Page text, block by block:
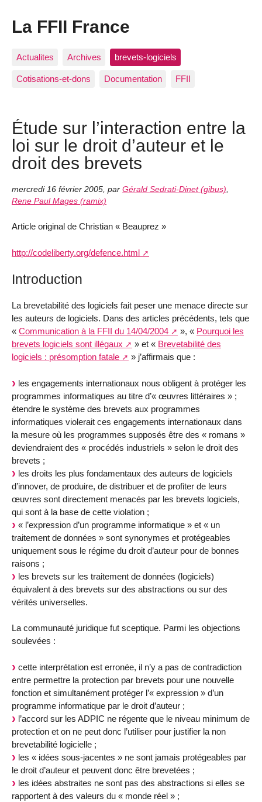
La FFII France
Actualites Archives brevets-logiciels
Cotisations-et-dons Documentation FFII
Étude sur l’interaction entre la
loi sur le droit d’auteur et le
droit des brevets
mercredi 16 février 2005 par Gérald Sedrati-Dinet (gibus)
Rene Paul Mages (ramix)
Article original de Christian « Beauprez »
http://codeliberty.org/defence.html
Introduction
La brevetabilité des logiciels fait peser une menace directe sur
les auteurs de logiciels. Dans des articles précédents, tels que
« Communication à la FFII du 14/04/2004 », « Pourquoi les
brevets logiciels sont illégaux
» et « Brevetabilité des
logiciels : présomption fatale
» j’affirmais que :
les engagements internationaux nous obligent à protéger les
programmes informatiques au titre d’« œuvres littéraires » ;
étendre le système des brevets aux programmes
informatiques violerait ces engagements internationaux dans
la mesure où les programmes supposés être des « romans »
deviendraient des « procédés industriels » selon le droit des
brevets ;
les droits les plus fondamentaux des auteurs de logiciels
d’innover, de produire, de distribuer et de profiter de leurs
œuvres sont directement menacés par les brevets logiciels,
qui sont à la base de cette violation ;
« l’expression d’un programme informatique » et « un
traitement de données » sont synonymes et protégeables
uniquement sous le régime du droit d’auteur pour de bonnes
raisons ;
les brevets sur les traitement de données (logiciels)
équivalent à des brevets sur des abstractions ou sur des
vérités universelles.
La communauté juridique fut sceptique. Parmi les objections
soulevées :
cette interprétation est erronée, il n’y a pas de contradiction
entre permettre la protection par brevets pour une nouvelle
fonction et simultanément protéger l’« expression » d’un
programme informatique par le droit d’auteur ;
l’accord sur les ADPIC ne régente que le niveau minimum de
protection et on ne peut donc l’utiliser pour justifier la non
brevetabilité logicielle ;
les « idées sous-jacentes » ne sont jamais protégeables par
le droit d’auteur et peuvent donc être brevetées ;
les idées abstraites ne sont pas des abstractions si elles se
rapportent à des valeurs du « monde réel » ;